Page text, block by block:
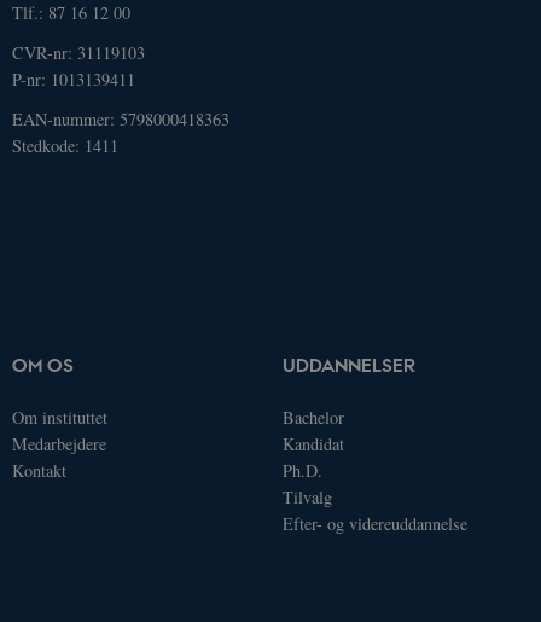
Tlf.: 87 16 12 00
CVR-nr: 31119103
P-nr: 1013139411
EAN-nummer: 5798000418363
Stedkode: 1411
OM OS
Om instituttet
Medarbejdere
Kontakt
UDDANNELSER
Bachelor
Kandidat
Ph.D.
Tilvalg
Efter- og videreuddannelse